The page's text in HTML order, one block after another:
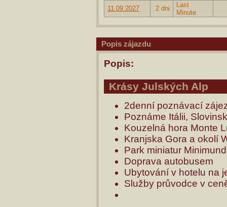
11.09.2027
2 dni
Last
Minute
Popis zájazdu
Popis:
Krásy Julských Alp
2denní poznávací
Poznáme Itálii,
Kouzelná hora Monte
Kranjska Gora a okolí
Park miniatur
Doprava autobusem
Ubytování v hotelu na
Služby průvodce v